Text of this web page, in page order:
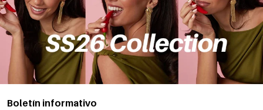
Boletín informativo